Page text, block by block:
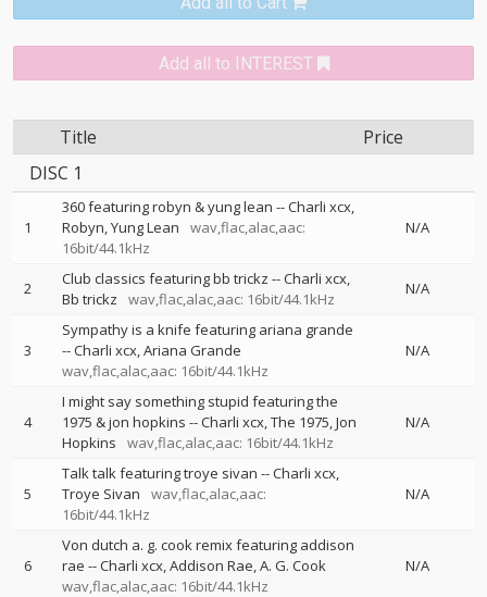
Add all to INTEREST
Title
Price
DISC 1
1
360 featuring robyn & yung lean --Charli xcx
Robyn Yung Lean
wav,flac,alac,aac:
16bit/44.1kHz
N/A
2 Club classics featuring bb trickz --Charli xcx
Bb trickz
wav,flac,alac,aac: 16bit/44.1kHz
N/A
3
Sympathy is a knife featuring ariana grande
--Charli xcx Ariana Grande
wav,flac,alac,aac: 16bit/44.1kHz
N/A
4
I might say something stupid featuring the
1975 & jon hopkins --Charli xcx The 1975 Jon
Hopkins
wav,flac,alac,aac: 16bit/44.1kHz
N/A
5
Talk talk featuring troye sivan --Charli xcx
Troye Sivan
wav,flac,alac,aac:
16bit/44.1kHz
N/A
6
Von dutch a. g. cook remix featuring addison
rae --Charli xcx Addison Rae A. G. Cook
wav,flac,alac,aac: 16bit/44.1kHz
N/A